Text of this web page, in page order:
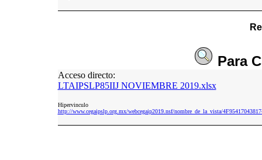
Para
Acceso directo:
LTAIPSLP85IIJ NOVIEMBRE 2019.xlsx
Hipervinculo
http://www.cegaipslp.org.mx/webcegaip2019.nsf/nombre_de_la_vista/